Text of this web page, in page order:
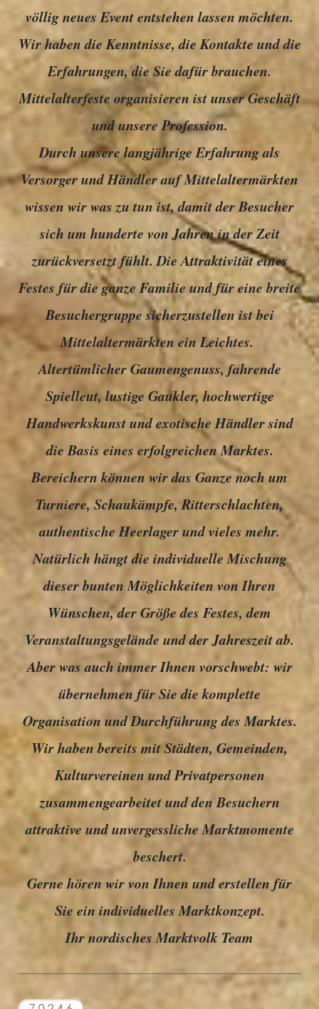
völlig neues Event entstehen lassen möchten.
Wir haben die Kenntnisse, die Kontakte und die
Erfahrungen, die Sie dafür brauchen.
Mittelalterfeste organisieren ist unser Geschäft
und unsere Profession.
Durch unsere langjährige Erfahrung als
Versorger und Händler auf Mittelaltermärkten
wissen wir was zu tun ist, damit der Besucher
sich um hunderte von Jahren in der Zeit
zurückversetzt fühlt. Die Attraktivität eines
Festes für die ganze Familie und für eine breite
Besuchergruppe sicherzustellen ist bei
Mittelaltermärkten ein Leichtes.
Altertümlicher Gaumengenuss, fahrende
Spielleut, lustige Gaukler, hochwertige
Handwerkskunst und exotische Händler sind
die Basis eines erfolgreichen Marktes.
Bereichern können wir das Ganze noch um
Turniere, Schaukämpfe, Ritterschlachten,
authentische Heerlager und vieles mehr.
Natürlich hängt die individuelle Mischung
dieser bunten Möglichkeiten von Ihren
Wünschen, der Größe des Festes, dem
Veranstaltungsgelände und der Jahreszeit ab.
Aber was auch immer Ihnen vorschwebt: wir
übernehmen für Sie die komplette
Organisation und Durchführung des Marktes.
Wir haben bereits mit Städten, Gemeinden,
Kulturvereinen und Privatpersonen
zusammengearbeitet und den Besuchern
attraktive und unvergessliche Marktmomente
beschert.
Gerne hören wir von Ihnen und erstellen für
Sie ein individuelles Marktkonzept.
Ihr nordisches Marktvolk Team